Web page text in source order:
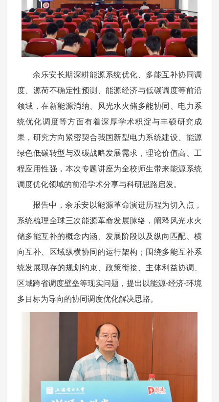
余乐安长期深耕能源系统优化、多能互补协同调
度、源荷不确定性预测、能源经济与低碳调度等前沿
领域，在新能源消纳、风光水火储多能协同、电力系
统优化调度等方面有着深厚学术积淀与丰硕研究成
果，研究方向紧密契合我国新型电力系统建设、能源
绿色低碳转型与双碳战略发展需求，理论价值高、工
程应用性强，本次专题讲座为全校师生带来能源系统
调度优化领域的前沿学术分享与科研思路启发。
报告中，余乐安以能源革命演进历程为切入点，
系统梳理全球三次能源革命发展脉络，阐释风光水火
储多能互补的概念内涵、发展阶段以及纵向匹配、横
向互补、区域纵横协同的运行架构；围绕多能互补系
统发展现存的规划约束、政策衔接、主体利益协调、
区域跨省调度壁垒等现实问题，提出以能源-经济-环境
多目标为导向的协同调度优化解决思路。